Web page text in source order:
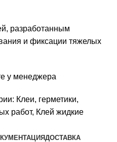
разработанным
и фиксации тяжелых
у менеджера
Клеи, герметики,
работ, Клей жидкие
ДОСТАВКА